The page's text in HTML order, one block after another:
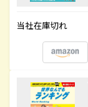
当社在庫切れ